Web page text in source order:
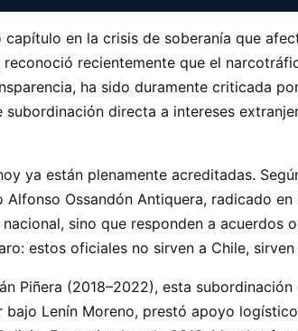
en la crisis de soberanía que
recientemente que el
ha sido duramente criticada
directa a intereses
ya están plenamente acreditadas.
Ossandón Antiquera, radicado
sino que responden a
estos oficiales no sirven a Chile,
Piñera (2018–2022), esta
bajo Lenín Moreno, prestó apoyo